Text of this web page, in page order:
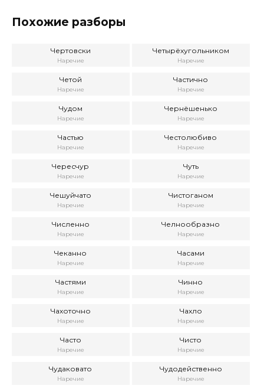
Похожие разборы
Чертовски
Наречие
Четырёхугольником
Наречие
Четой
Наречие
Частично
Наречие
Чудом
Наречие
Чернёшенько
Наречие
Частью
Наречие
Честолюбиво
Наречие
Чересчур
Наречие
Чуть
Наречие
Чешуйчато
Наречие
Чистоганом
Наречие
Численно
Наречие
Челнообразно
Наречие
Чеканно
Наречие
Часами
Наречие
Частями
Наречие
Чинно
Наречие
Чахоточно
Наречие
Чахло
Наречие
Часто
Наречие
Чисто
Наречие
Чудаковато
Наречие
Чудодейственно
Наречие